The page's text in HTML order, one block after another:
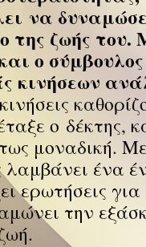
να
της ζωής
ο
κινήσεων
ο δέκτης,
μοναδική.
λαμβάνει ένα
ερωτήσεις για
την